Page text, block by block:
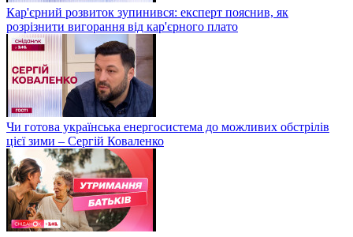
Кар'єрний розвиток зупинився: експерт пояснив, як
розрізнити вигорання від кар'єрного плато
Чи готова українська енергосистема до можливих обстрілів
цієї зими – Сергій Коваленко